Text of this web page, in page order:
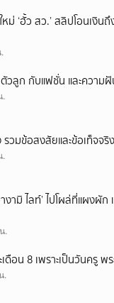
‘ฮั้ว สว.’ สลิปโอนเงิน
วลูก กับแฟชั่น และความฝั
.
รวมข้อสงสัยและข้อเท็จจริ
.
างามิ ไลท์’ ไปโผล่ที่แผง
.
ดือน 8 เพราะเป็นวันครู พ
.